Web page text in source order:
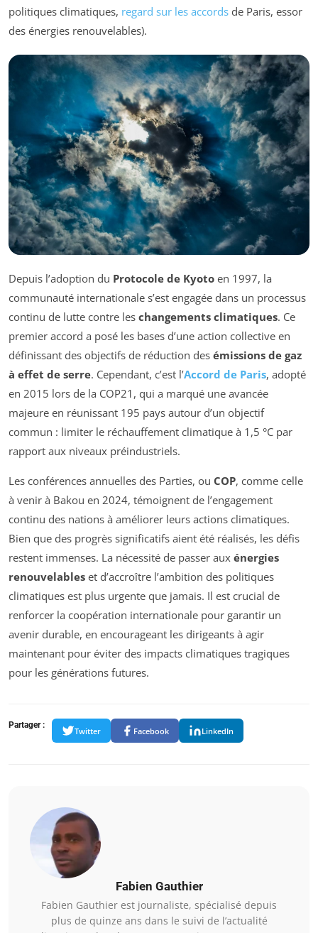
politiques climatiques, regard sur les accords de Paris, essor
des énergies renouvelables).
Depuis l’adoption du Protocole de Kyoto en 1997, la
communauté internationale s’est engagée dans un processus
continu de lutte contre les changements climatiques. Ce
premier accord a posé les bases d’une action collective en
définissant des objectifs de réduction des émissions de gaz
à effet de serre. Cependant, c’est l’Accord de Paris, adopté
en 2015 lors de la COP21, qui a marqué une avancée
majeure en réunissant 195 pays autour d’un objectif
commun : limiter le réchauffement climatique à 1,5 °C par
rapport aux niveaux préindustriels.
Les conférences annuelles des Parties, ou COP, comme celle
à venir à Bakou en 2024, témoignent de l’engagement
continu des nations à améliorer leurs actions climatiques.
Bien que des progrès significatifs aient été réalisés, les défis
restent immenses. La nécessité de passer aux énergies
renouvelables et d’accroître l’ambition des politiques
climatiques est plus urgente que jamais. Il est crucial de
renforcer la coopération internationale pour garantir un
avenir durable, en encourageant les dirigeants à agir
maintenant pour éviter des impacts climatiques tragiques
pour les générations futures.
Partager :
Twitter Facebook LinkedIn
Fabien Gauthier
Fabien Gauthier est journaliste, spécialisé depuis
plus de quinze ans dans le suivi de l’actualité